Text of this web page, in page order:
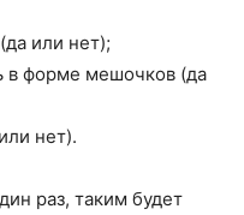
или нет);
в форме мешочков (да
нет).
раз, таким будет